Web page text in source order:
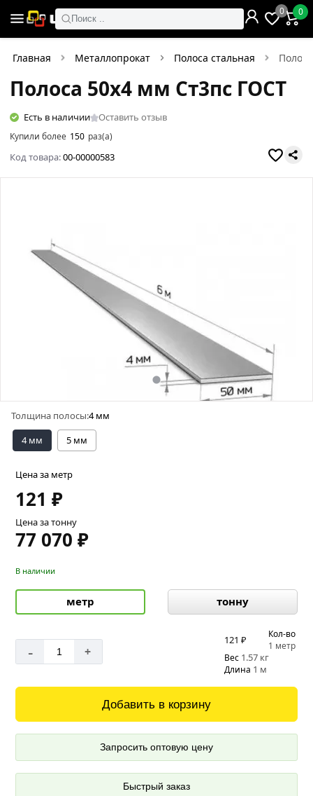
Поиск ..
0 0
Главная Металлопрокат Полоса стальная
Полоса 50х4 мм Ст3пс ГОСТ
Есть в наличии Оставить отзыв
Купили более 150 раз(а)
Код товара:00-00000583
Толщина полосы:4 мм
4 мм
5 мм
Цена за метр
121 ₽
Цена за тонну
77 070 ₽
В наличии
метр тонну
- +
121 ₽
Кол-во
1 метр
Вес 1.57 кг
Длина 1 м
Добавить в корзину
Запросить оптовую цену
Быстрый заказ